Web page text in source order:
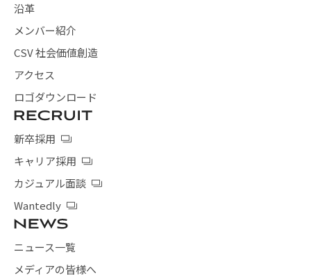
沿革
メンバー紹介
CSV 社会価値創造
アクセス
ロゴダウンロード
新卒採用
キャリア採用
カジュアル面談
Wantedly
ニュース一覧
メディアの皆様へ